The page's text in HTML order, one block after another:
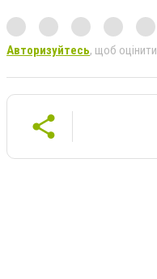
Авторизуйтесь, щоб оцінити